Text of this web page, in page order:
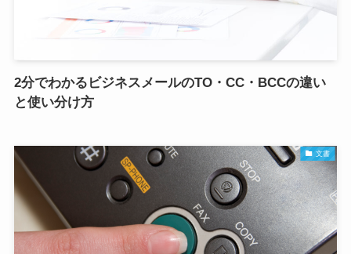
2分でわかるビジネスメールのTO・CC・BCCの違い
と使い分け方
文書